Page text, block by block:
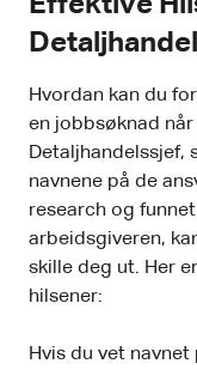
Hvordan kan du
en jobbsøknad
Detaljhandelssjef,
navnene på de
research og
arbeidsgiveren,
skille deg ut. Her
hilsener:
Hvis du vet navnet